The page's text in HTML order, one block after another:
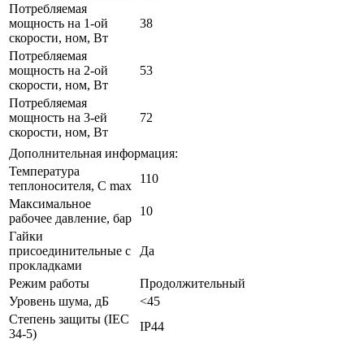
Потребляемая
мощность на 1-ой
скорости, ном, Вт
38
Потребляемая
мощность на 2-ой
скорости, ном, Вт
53
Потребляемая
мощность на 3-ей
скорости, ном, Вт
72
Дополнительная информация:
Температура
теплоносителя, C max
110
Максимальное
рабочее давление, бар
10
Гайки
присоединительные с
прокладками
Да
Режим работы
Продолжительный
Уровень шума, дБ
<45
Степень защиты (IEC
34-5)
IP44